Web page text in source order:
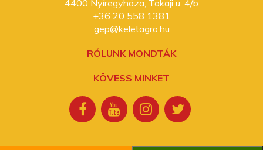
4400 Nyíregyháza, Tokaji u. 4/b
+36 20 558 1381
gep@keletagro.hu
RÓLUNK MONDTÁK
KÖVESS MINKET